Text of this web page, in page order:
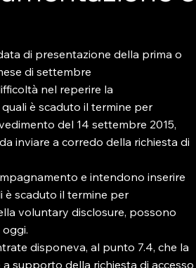
di presentazione della prima o
di settembre
nel reperire la
è scaduto il termine per
del 14 settembre 2015,
inviare a corredo della richiesta di
e intendono inserire
è scaduto il termine per
voluntary disclosure, possono
disponeva, al punto 7.4, che la
supporto della richiesta di accesso